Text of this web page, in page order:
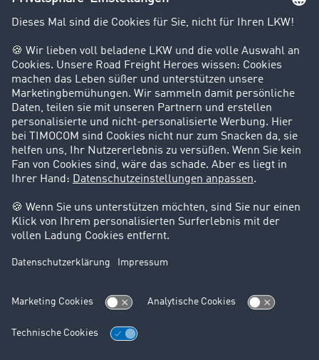
Kunden werben Kunden
Success Stories
Karriere
Support
Kontakt
Rechtliches
Impressum
AGB